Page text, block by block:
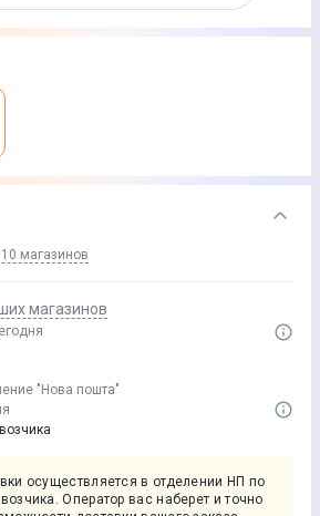
10 магазинов
магазинов
"Нова пошта"
осуществляется в отделении НП по
Оператор вас наберет и точно